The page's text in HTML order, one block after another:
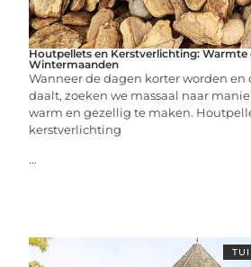
Houtpellets en Kerstverlichting: Warmte
Wintermaanden
Wanneer de dagen korter worden
daalt, zoeken we massaal naar
warm en gezellig te maken.
kerstverlichting
...